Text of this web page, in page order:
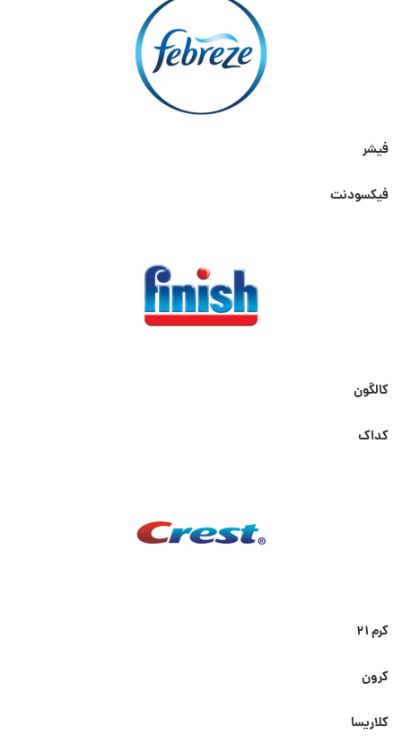
فیشر
فیکسودنت
کالگون
کداک
کرم ۲۱
کرون
کلاریسا